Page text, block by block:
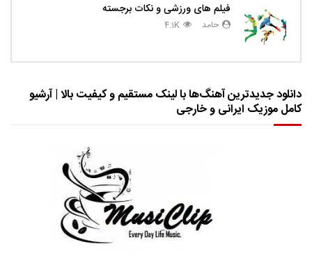
فیلم های ورزشی و نکات برجسته
حامد 4.1K
دانلود جدیدترین آهنگ‌ها با لینک مستقیم و کیفیت بالا | آرشیو
کامل موزیک ایرانی و خارجی